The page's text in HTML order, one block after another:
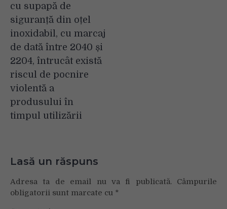
cu supapă de
siguranță din oțel
inoxidabil, cu marcaj
de dată între 2040 și
2204, întrucât există
riscul de pocnire
violentă a
produsului în
timpul utilizării
Lasă un răspuns
Adresa ta de email nu va fi publicată.Câmpurile
obligatorii sunt marcate cu *